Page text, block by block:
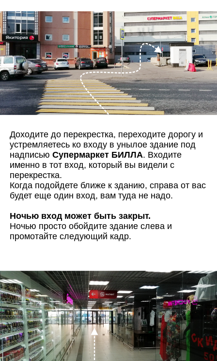
Доходите до перекрестка, переходите дорогу и
устремляетесь ко входу в унылое здание под
надписью Супермаркет БИЛЛА. Входите
именно в тот вход, который вы видели с
перекрестка.
Когда подойдете ближе к зданию, справа от вас
будет еще один вход, вам туда не надо.
Ночью вход может быть закрыт.
Ночью просто обойдите здание слева и
промотайте следующий кадр.